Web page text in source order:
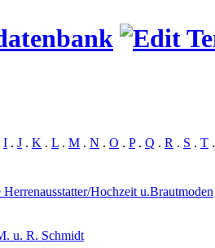
I . J . K . L . M . N . O . P. Q . R . S . T .
Hochzeit u.Brautmoden
u. R. Schmidt